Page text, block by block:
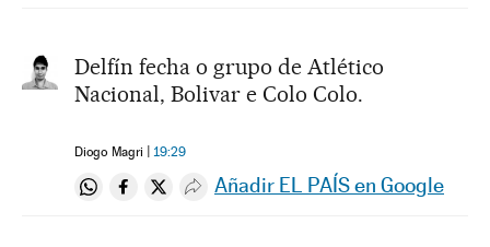
Delfín fecha o grupo de Atlético
Nacional, Bolivar e Colo Colo.
Diogo Magri 19:29
Compartir en Whatsapp
Compartir en Facebook
Compartir en Twitter
Desplegar Redes Sociales
Añadir EL PAÍS en Google